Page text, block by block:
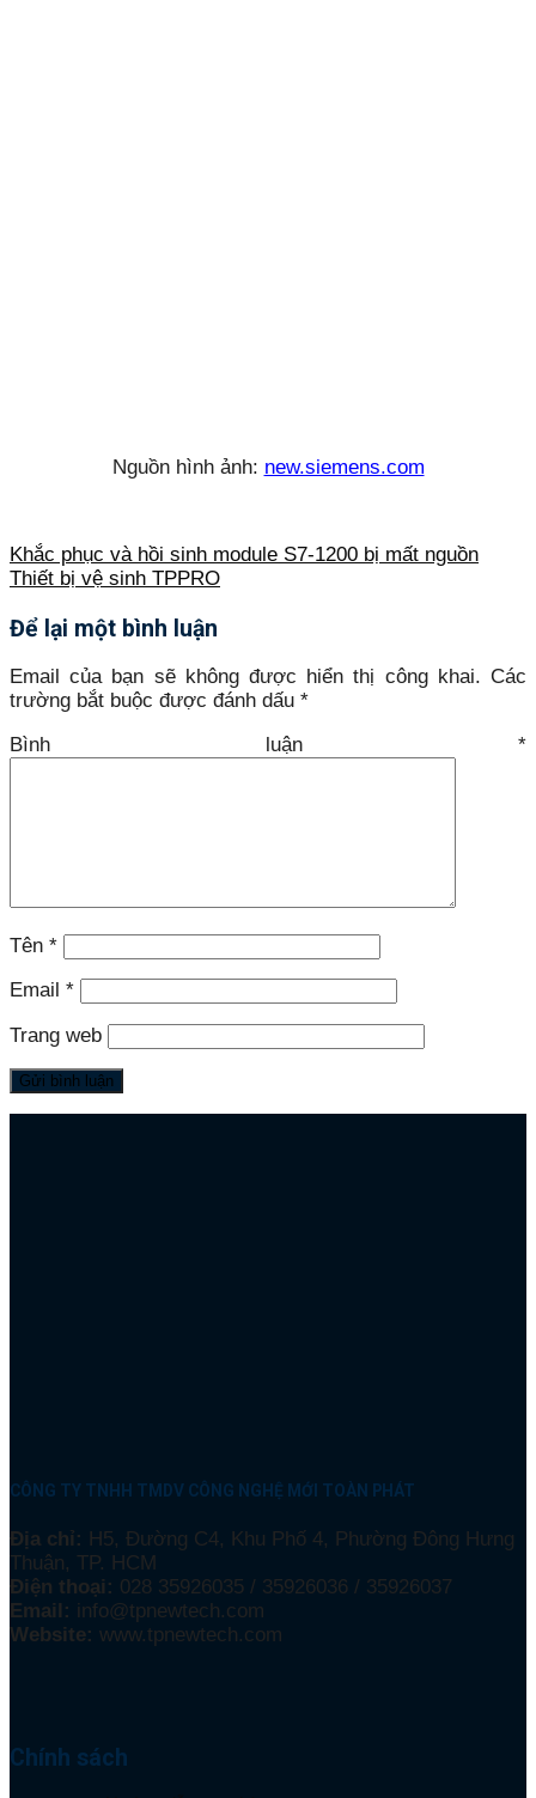
Nguồn hình ảnh: new.siemens.com
Khắc phục và hồi sinh module S7-1200 bị mất nguồn
Thiết bị vệ sinh TPPRO
Để lại một bình luận
Email của bạn sẽ không được hiển thị công khai. Các
trường bắt buộc được đánh dấu *
Bình luận *
Tên *
Email *
Trang web
CÔNG TY TNHH TMDV CÔNG NGHỆ MỚI TOÀN PHÁT
Địa chỉ: H5, Đường C4, Khu Phố 4, Phường Đông Hưng
Thuận, TP. HCM
Điện thoại: 028 35926035 / 35926036 / 35926037
Email: info@tpnewtech.com
Website: www.tpnewtech.com
Chính sách